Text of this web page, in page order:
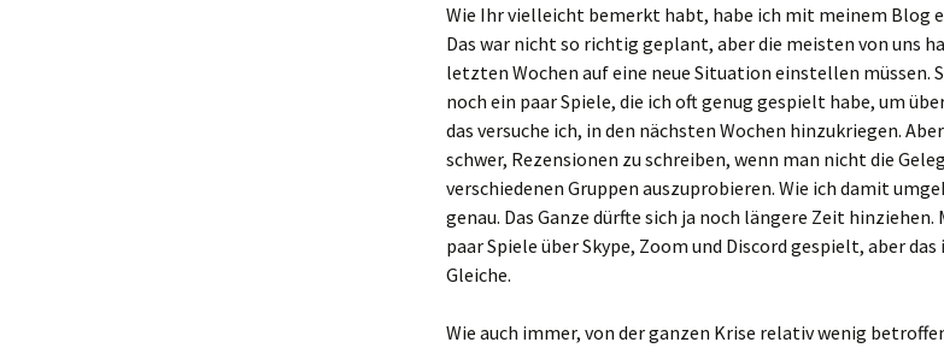
Verlagsliste Ecuador
Verlagsliste Guatemala
Verlagsliste Kolumbien
Verlagsliste Mexiko
Verlagsliste Peru
Tricky Bid
Unmöglich!?/Débrouille-
toi!
Unveröffentlichte Spiele
Wie Ihr vielleicht bemerkt habt, habe ich mit meinem Blog
Das war nicht so richtig geplant, aber die meisten von uns
letzten Wochen auf eine neue Situation einstellen müssen.
noch ein paar Spiele, die ich oft genug gespielt habe, um
das versuche ich, in den nächsten Wochen hinzukriegen.
schwer, Rezensionen zu schreiben, wenn man nicht die
verschiedenen Gruppen auszuprobieren. Wie ich damit
genau. Das Ganze dürfte sich ja noch längere Zeit
paar Spiele über Skype, Zoom und Discord gespielt, aber
Gleiche.
Wie auch immer, von der ganzen Krise relativ wenig